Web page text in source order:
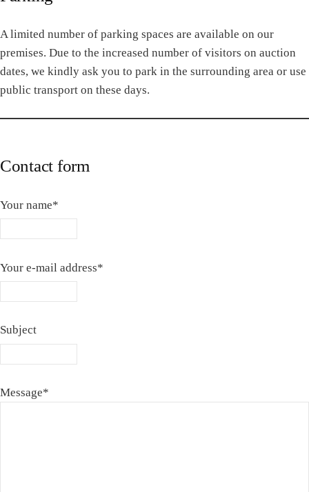
A limited number of parking spaces are available on our
premises. Due to the increased number of visitors on auction
dates, we kindly ask you to park in the surrounding area or use
public transport on these days.
Contact form
Your name*
Your e-mail address*
Subject
Message*